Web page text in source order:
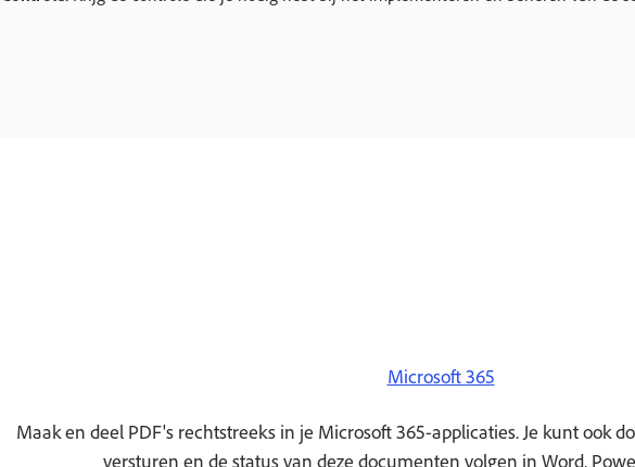
Microsoft 365
Maak en deel PDF's rechtstreeks in je Microsoft 365-applicaties. Je kunt ook
versturen en de status van deze documenten volgen in Word,